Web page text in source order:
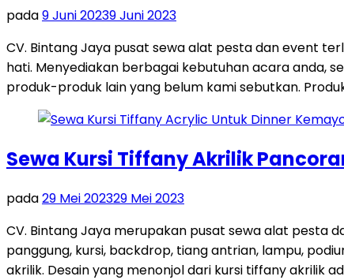
pada9 Juni 20239 Juni 2023
CV. Bintang Jaya pusat sewa alat pesta dan event
hati. Menyediakan berbagai kebutuhan acara anda,
produk-produk lain yang belum kami sebutkan.
Sewa Kursi Tiffany Akrilik
pada29 Mei 202329 Mei 2023
CV. Bintang Jaya merupakan pusat sewa alat pesta
panggung, kursi, backdrop, tiang antrian, lampu,
akrilik. Desain yang menonjol dari kursi tiffany akrilik